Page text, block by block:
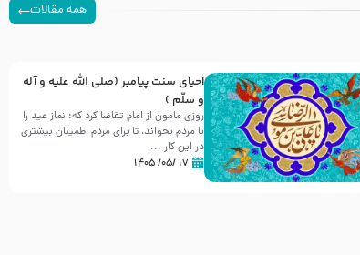
همه مقالات
احیای سنت پیامبر (صلی الله علیه و آله
و سلّم )
روزی مامون از امام تقاضا کرد که: نماز عید را
با مردم بخواند، تا برای مردم اطمینان بیشتری
در این کار ...
۱۷ /۰۵/ ۱۴۰۵